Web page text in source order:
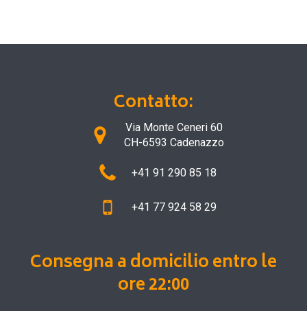
Contatto:
Via Monte Ceneri 60
CH-6593 Cadenazzo
+41 91 290 85 18
+41 77 924 58 29
Consegna a domicilio entro le
ore 22:00